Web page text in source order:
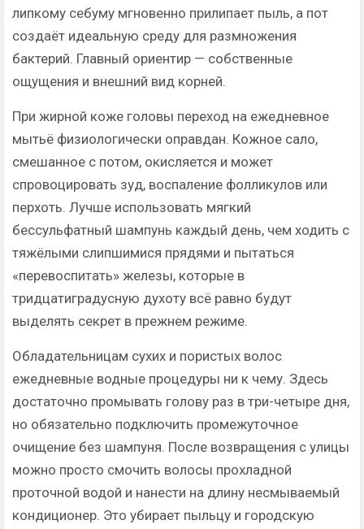
липкому себуму мгновенно прилипает пыль, а пот
создаёт идеальную среду для размножения
бактерий. Главный ориентир — собственные
ощущения и внешний вид корней.
При жирной коже головы переход на ежедневное
мытьё физиологически оправдан. Кожное сало,
смешанное с потом, окисляется и может
спровоцировать зуд, воспаление фолликулов или
перхоть. Лучше использовать мягкий
бессульфатный шампунь каждый день, чем ходить с
тяжёлыми слипшимися прядями и пытаться
«перевоспитать» железы, которые в
тридцатиградусную духоту всё равно будут
выделять секрет в прежнем режиме.
Обладательницам сухих и пористых волос
ежедневные водные процедуры ни к чему. Здесь
достаточно промывать голову раз в три-четыре дня,
но обязательно подключить промежуточное
очищение без шампуня. После возвращения с улицы
можно просто смочить волосы прохладной
проточной водой и нанести на длину несмываемый
кондиционер. Это убирает пыльцу и городскую